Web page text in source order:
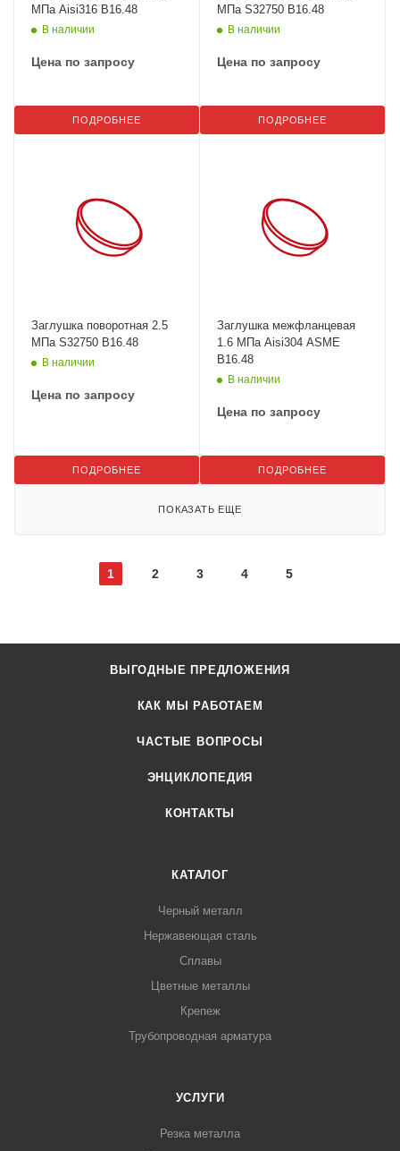
МПа Aisi316 B16.48
В наличии
Цена по запросу
ПОДРОБНЕЕ
МПа S32750 B16.48
В наличии
Цена по запросу
ПОДРОБНЕЕ
Заглушка поворотная 2.5
МПа S32750 B16.48
В наличии
Цена по запросу
ПОДРОБНЕЕ
Заглушка межфланцевая
1.6 МПа Aisi304 ASME
B16.48
В наличии
Цена по запросу
ПОДРОБНЕЕ
ПОКАЗАТЬ ЕЩЕ
1 2 3 4 5
ВЫГОДНЫЕ ПРЕДЛОЖЕНИЯ
КАК МЫ РАБОТАЕМ
ЧАСТЫЕ ВОПРОСЫ
ЭНЦИКЛОПЕДИЯ
КОНТАКТЫ
КАТАЛОГ
Черный металл
Нержавеющая сталь
Сплавы
Цветные металлы
Крепеж
Трубопроводная арматура
УСЛУГИ
Резка металла